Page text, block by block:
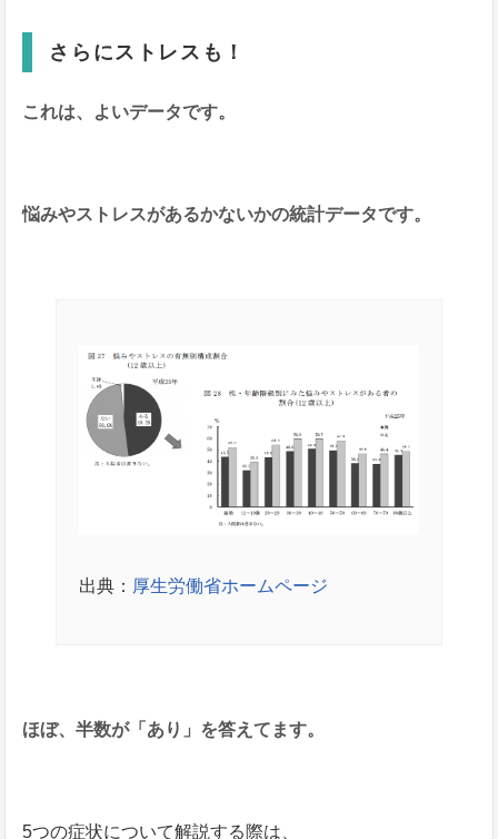
さらにストレスも！
これは、よいデータです。
悩みやストレスがあるかないかの統計データです。
出典： 厚生労働省ホームページ
ほぼ、半数が「あり」を答えてます。
5つの症状について解説する際は、